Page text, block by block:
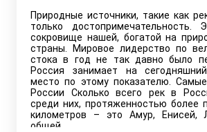
Природные источники, такие как
только достопримечательность.
сокровище нашей, богатой на
страны. Мировое лидерство по
стока в год не так давно было
Россия занимает на
место по этому показателю.
России Сколько всего рек в
среди них, протяженностью более
километров – это Амур,
общей…